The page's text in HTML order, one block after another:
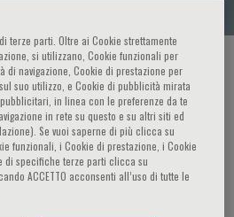
/ RELATORE
terze parti. Oltre ai Cookie strettamente
si utilizzano, Cookie funzionali per
navigazione, Cookie di prestazione per
suo utilizzo, e Cookie di pubblicità mirata
in linea con le preferenze da te
in rete su questo e su altri siti ed
Se vuoi saperne di più clicca su
funzionali, i Cookie di prestazione, i Cookie
specifiche terze parti clicca su
ACCETTO acconsenti all’uso di tutte le